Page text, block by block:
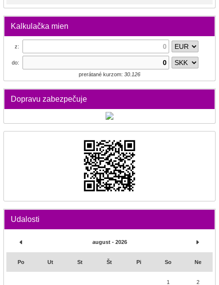
Kalkulačka mien
z:
do:
prerátané kurzom: 30.126
Dopravu zabezpečuje
Udalosti
august - 2026
Po Ut St Št Pi So Ne
1 2